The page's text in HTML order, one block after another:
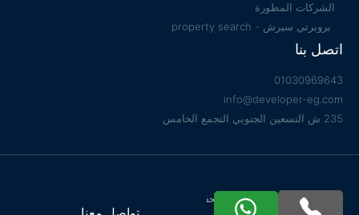
الشركات المطورة
بروبرتي سيرش - property search
اتصل بنا
01030969643
info@developer-eg.com
235 ش التسعين الجنوبي التجمع الخامس
جميع الحقوق محفوظة 2022 © Developer EG